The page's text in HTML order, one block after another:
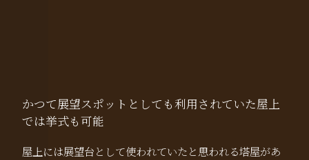
かつて展望スポットとしても利用されていた屋上
では挙式も可能
屋上には展望台として使われていたと思われる塔屋があ